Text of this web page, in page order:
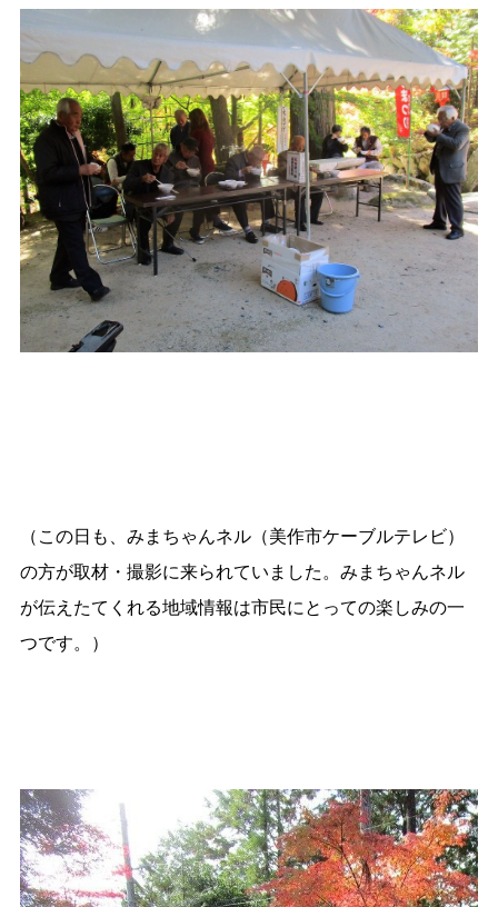
（この日も、みまちゃんネル（美作市ケーブルテレビ）
の方が取材・撮影に来られていました。みまちゃんネル
が伝えたてくれる地域情報は市民にとっての楽しみの一
つです。）